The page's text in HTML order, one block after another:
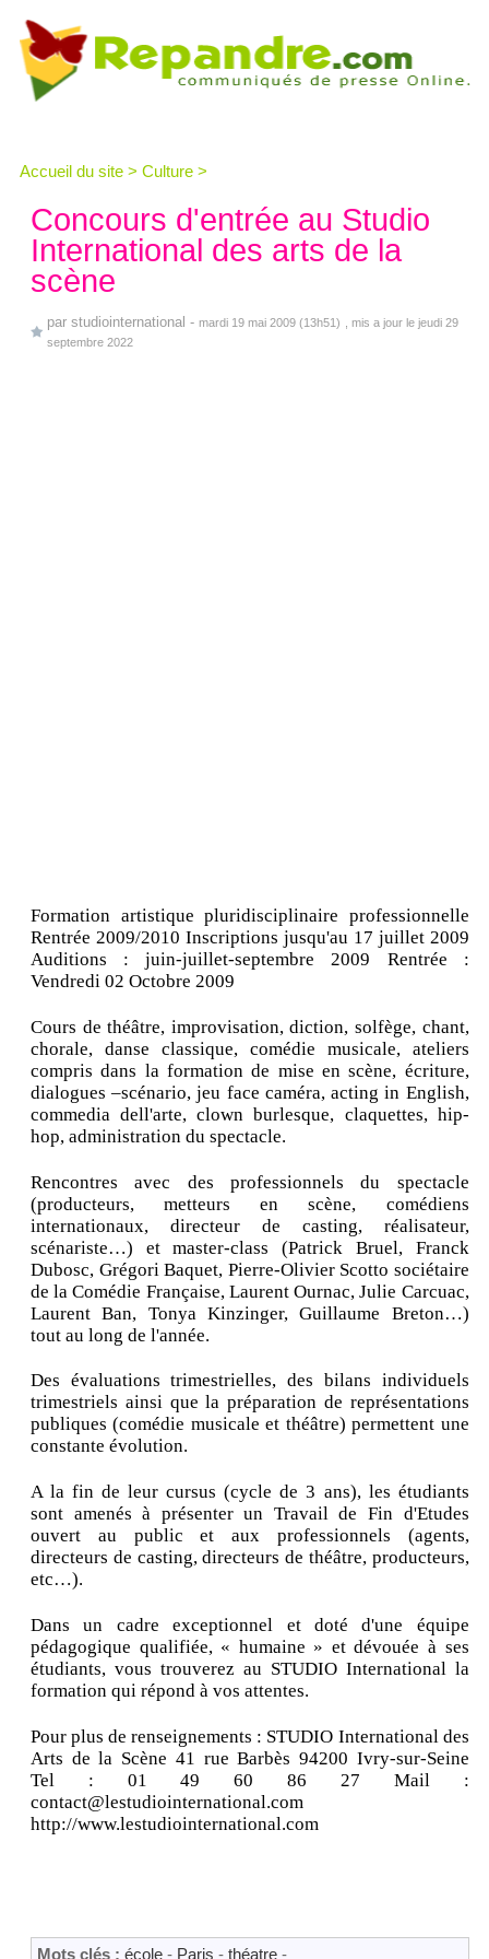
Accueil du site > Culture >
Concours d'entrée au Studio
International des arts de la
scène
par studiointernational - mardi 19 mai 2009 (13h51)
, mis a jour le jeudi 29
septembre 2022
Formation artistique pluridisciplinaire professionnelle
Rentrée 2009/2010 Inscriptions jusqu'au 17 juillet 2009
Auditions : juin-juillet-septembre 2009 Rentrée :
Vendredi 02 Octobre 2009
Cours de théâtre, improvisation, diction, solfège, chant,
chorale, danse classique, comédie musicale, ateliers
compris dans la formation de mise en scène, écriture,
dialogues –scénario, jeu face caméra, acting in English,
commedia dell'arte, clown burlesque, claquettes, hip-
hop, administration du spectacle.
Rencontres avec des professionnels du spectacle
(producteurs, metteurs en scène, comédiens
internationaux, directeur de casting, réalisateur,
scénariste…) et master-class (Patrick Bruel, Franck
Dubosc, Grégori Baquet, Pierre-Olivier Scotto sociétaire
de la Comédie Française, Laurent Ournac, Julie Carcuac,
Laurent Ban, Tonya Kinzinger, Guillaume Breton…)
tout au long de l'année.
Des évaluations trimestrielles, des bilans individuels
trimestriels ainsi que la préparation de représentations
publiques (comédie musicale et théâtre) permettent une
constante évolution.
A la fin de leur cursus (cycle de 3 ans), les étudiants
sont amenés à présenter un Travail de Fin d'Etudes
ouvert au public et aux professionnels (agents,
directeurs de casting, directeurs de théâtre, producteurs,
etc…).
Dans un cadre exceptionnel et doté d'une équipe
pédagogique qualifiée, « humaine » et dévouée à ses
étudiants, vous trouverez au STUDIO International la
formation qui répond à vos attentes.
Pour plus de renseignements : STUDIO International des
Arts de la Scène 41 rue Barbès 94200 Ivry-sur-Seine
Tel : 01 49 60 86 27 Mail :
contact@lestudiointernational.com
http://www.lestudiointernational.com
Mots clés : école - Paris - théatre -